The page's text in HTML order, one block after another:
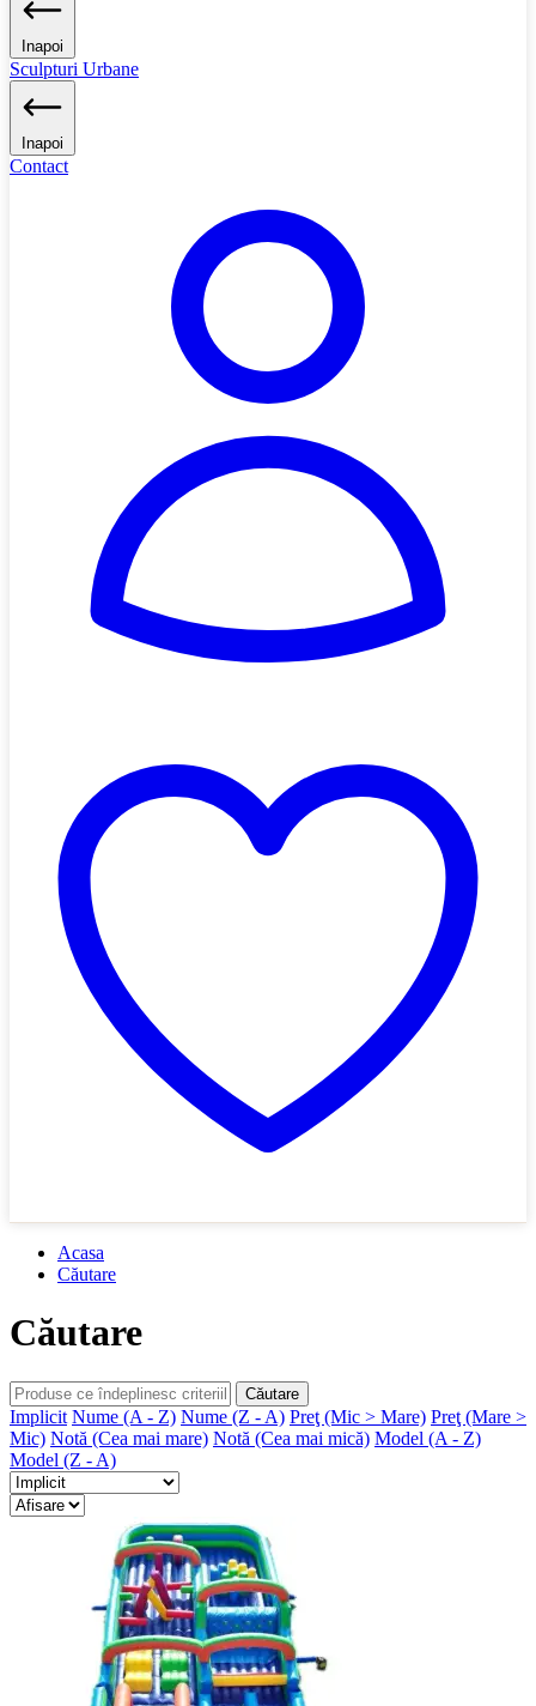
Inapoi
Sculpturi Urbane
Inapoi
Contact
Acasa
Căutare
Căutare
Căutare
Implicit Nume (A - Z) Nume (Z - A) Preţ (Mic > Mare) Preţ (Mare >
Mic) Notă (Cea mai mare) Notă (Cea mai mică) Model (A - Z)
Model (Z - A)